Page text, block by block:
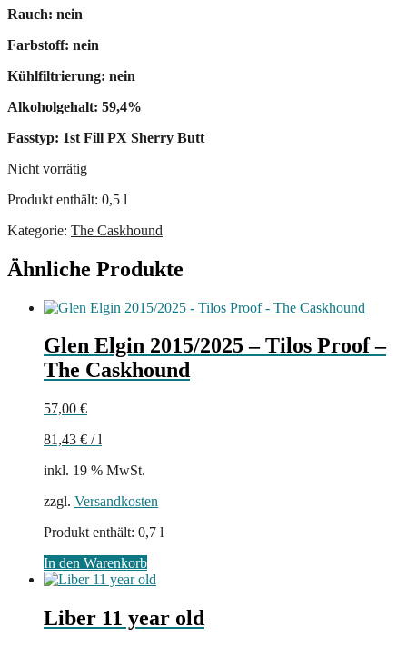
Rauch: nein
Farbstoff: nein
Kühlfiltrierung: nein
Alkoholgehalt: 59,4%
Fasstyp: 1st Fill PX Sherry Butt
Nicht vorrätig
Produkt enthält: 0,5 l
Kategorie: The Caskhound
Ähnliche Produkte
Glen Elgin 2015/2025 – Tilos Proof –
The Caskhound
57,00 €
81,43 € /l
inkl. 19 % MwSt.
zzgl. Versandkosten
Produkt enthält: 0,7 l
In den Warenkorb
Liber 11 year old